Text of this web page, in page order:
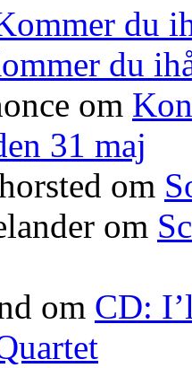
du
du
om
31 maj
om
om
om CD: